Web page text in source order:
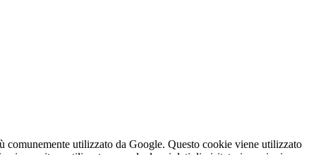
utilizzato da Google. Questo cookie viene utilizzato